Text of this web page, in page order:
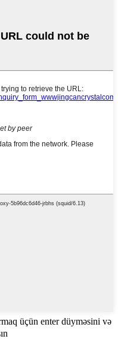
üçün enter düyməsini və